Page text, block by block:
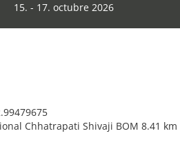
15. - 17. octubre 2026
Chhatrapati Shivaji BOM 8.41 km